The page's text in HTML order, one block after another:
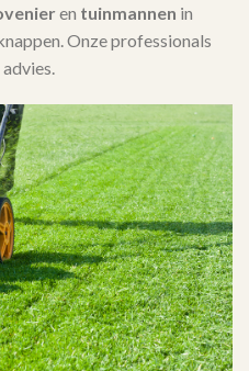
en tuinmannen in
Onze professionals